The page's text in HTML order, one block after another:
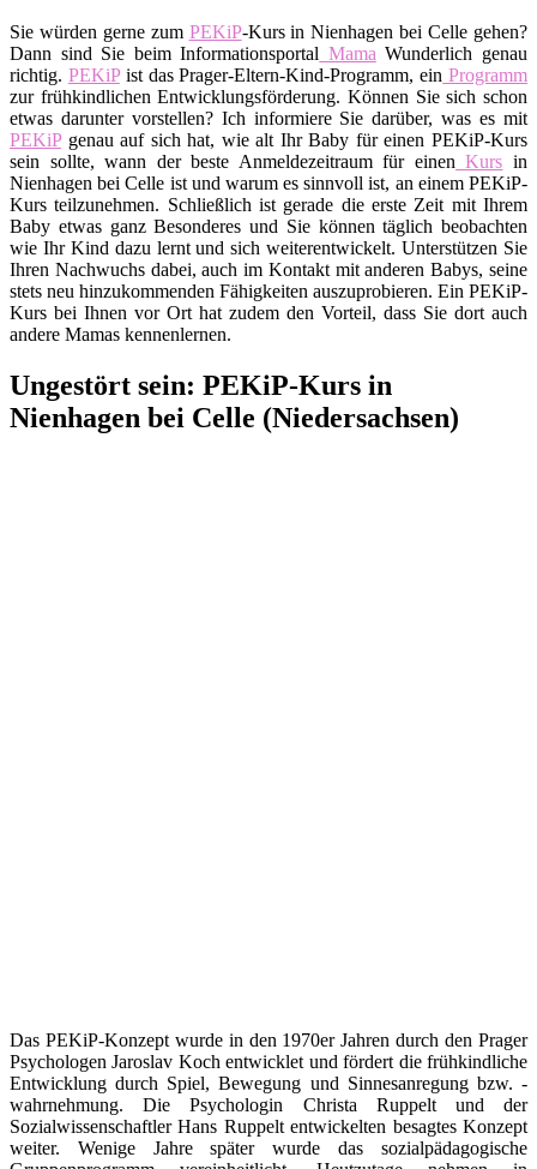
Sie würden gerne zum PEKiP-Kurs in Nienhagen bei Celle gehen?
Dann sind Sie beim Informationsportal Mama Wunderlich genau
richtig. PEKiPist das Prager-Eltern-Kind-Programm, ein Programm
zur frühkindlichen Entwicklungsförderung. Können Sie sich schon
etwas darunter vorstellen? Ich informiere Sie darüber, was es mit
PEKiPgenau auf sich hat, wie alt Ihr Baby für einen PEKiP-Kurs
sein sollte, wann der beste Anmeldezeitraum für einen Kurs in
Nienhagen bei Celle ist und warum es sinnvoll ist, an einem PEKiP-
Kurs teilzunehmen. Schließlich ist gerade die erste Zeit mit Ihrem
Baby etwas ganz Besonderes und Sie können täglich beobachten
wie Ihr Kind dazu lernt und sich weiterentwickelt. Unterstützen Sie
Ihren Nachwuchs dabei, auch im Kontakt mit anderen Babys, seine
stets neu hinzukommenden Fähigkeiten auszuprobieren. Ein PEKiP-
Kurs bei Ihnen vor Ort hat zudem den Vorteil, dass Sie dort auch
andere Mamas kennenlernen.
Ungestört sein: PEKiP-Kurs in
Nienhagen bei Celle (Niedersachsen)
Das PEKiP-Konzept wurde in den 1970er Jahren durch den Prager
Psychologen Jaroslav Koch entwicklet und fördert die frühkindliche
Entwicklung durch Spiel, Bewegung und Sinnesanregung bzw. -
wahrnehmung. Die Psychologin Christa Ruppelt und der
Sozialwissenschaftler Hans Ruppelt entwickelten besagtes Konzept
weiter. Wenige Jahre später wurde das sozialpädagogische